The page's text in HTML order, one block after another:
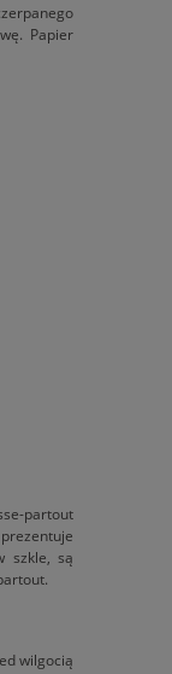
Papier
partout
szkle, są
wilgocią